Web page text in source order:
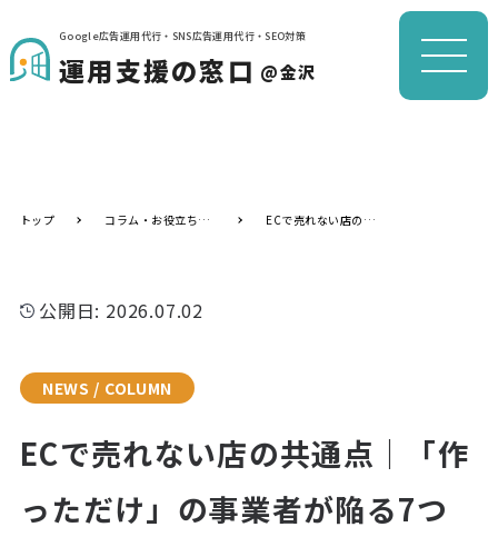
Google広告運用代行・SNS広告運用代行・SEO対策
運用支援の窓口 @金沢
トップ コラム・お役立ち情報 ECで売れない店の共通点｜「作っただけ」の事業者が陥る7つの落とし穴
公開日: 2026.07.02
NEWS / COLUMN
ECで売れない店の共通点｜「作
っただけ」の事業者が陥る7つ